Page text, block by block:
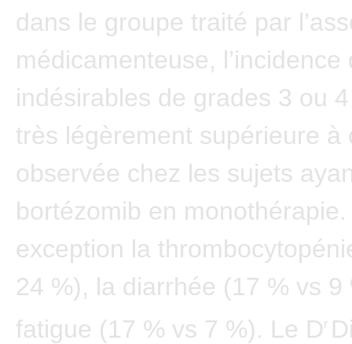
dans le groupe traité par
médicamenteuse, l’incidence
indésirables de grades 3 ou 4
très légèrement supérieure à
observée chez les sujets
bortézomib en
exception la
24 %), la diarrhée (17 % vs 9
fatigue (17 % vs 7 %). Le Dr